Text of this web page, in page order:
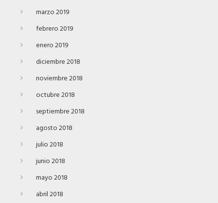
marzo 2019
febrero 2019
enero 2019
diciembre 2018
noviembre 2018
octubre 2018
septiembre 2018
agosto 2018
julio 2018
junio 2018
mayo 2018
abril 2018